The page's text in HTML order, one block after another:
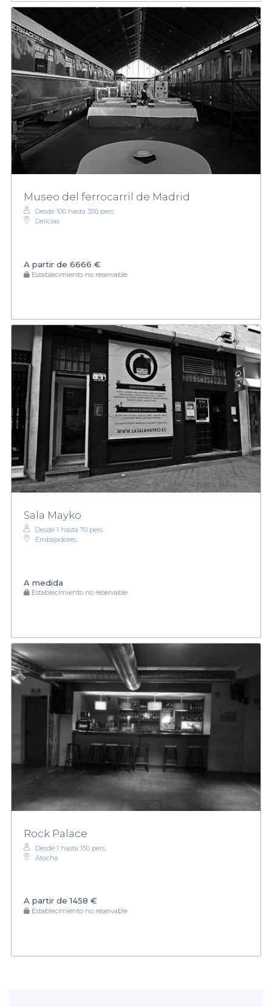
Museo del ferrocarril de Madrid
Desde 100 hasta 350 pers.
Delicias
A partir de 6666 €
Establecimiento no reservable
Sala Mayko
Desde 1 hasta 70 pers.
Embajadores
A medida
Establecimiento no reservable
Rock Palace
Desde 1 hasta 150 pers.
Atocha
A partir de1458 €
Establecimiento no reservable